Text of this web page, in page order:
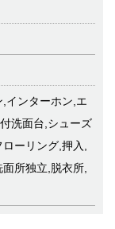
インターホン,エ
洗面台,シューズ
ーリング,押入,
所独立,脱衣所,